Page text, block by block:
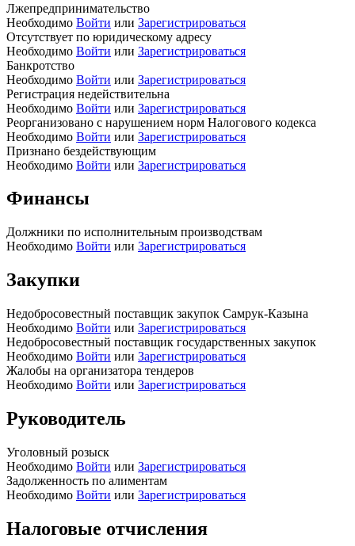
Лжепредпринимательство
Необходимо Войти или Зарегистрироваться
Отсутствует по юридическому адресу
Необходимо Войти или Зарегистрироваться
Банкротство
Необходимо Войти или Зарегистрироваться
Регистрация недействительна
Необходимо Войти или Зарегистрироваться
Реорганизовано с нарушением норм Налогового кодекса
Необходимо Войти или Зарегистрироваться
Признано бездействующим
Необходимо Войти или Зарегистрироваться
Финансы
Должники по исполнительным производствам
Необходимо Войти или Зарегистрироваться
Закупки
Недобросовестный поставщик закупок Самрук-Казына
Необходимо Войти или Зарегистрироваться
Недобросовестный поставщик государственных закупок
Необходимо Войти или Зарегистрироваться
Жалобы на организатора тендеров
Необходимо Войти или Зарегистрироваться
Руководитель
Уголовный розыск
Необходимо Войти или Зарегистрироваться
Задолженность по алиментам
Необходимо Войти или Зарегистрироваться
Налоговые отчисления